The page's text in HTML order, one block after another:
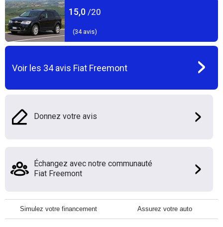
15,0 /20
(34avis)
Voir les 34avis Fiat Freemont
Donnez votre avis
Échangez avec notre communauté
Fiat Freemont
Simulez votre financement Assurez votre auto